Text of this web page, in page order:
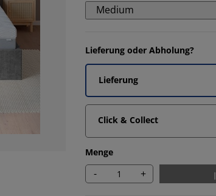
Medium
Lieferung oder Abholung?
Lieferung
Click & Collect
Menge
- +